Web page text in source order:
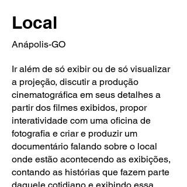
Local
Anápolis-GO
Ir além de só exibir ou de só visualizar
a projeção, discutir a produção
cinematográfica em seus detalhes a
partir dos filmes exibidos, propor
interatividade com uma oficina de
fotografia e criar e produzir um
documentário falando sobre o local
onde estão acontecendo as exibições,
contando as histórias que fazem parte